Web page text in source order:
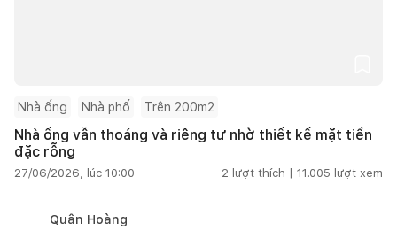
Nhà ống Nhà phố Trên 200m2
Nhà ống vẫn thoáng và riêng tư nhờ thiết kế mặt tiền
đặc rỗng
27/06/2026, lúc 10:00 2 lượt thích | 11.005 lượt xem
Quân Hoàng